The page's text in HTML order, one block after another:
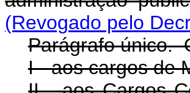
(Revogado pelo
Parágrafo único.
I - aos cargos de